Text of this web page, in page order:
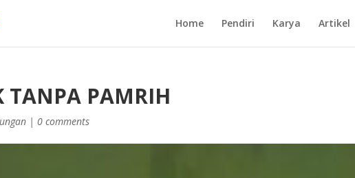
Home Pendiri Karya Artikel
TANPA PAMRIH
|0 comments